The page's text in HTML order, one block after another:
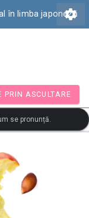
în limba japoneză
settings
PRIN
se pronunță.